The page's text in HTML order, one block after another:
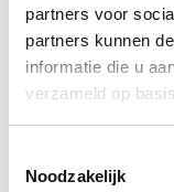
partners voor
partners kunnen
informatie die u
verzameld op
Noodzakelijk
je